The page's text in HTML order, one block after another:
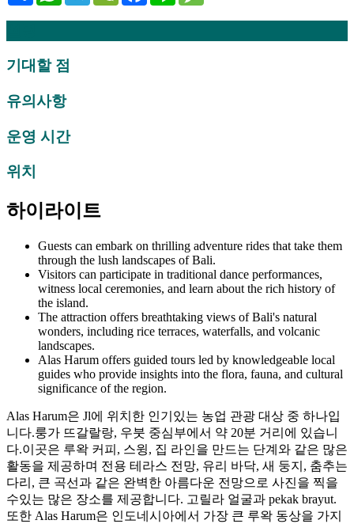
기대할 점
유의사항
운영 시간
위치
하이라이트
Guests can embark on thrilling adventure rides that take them
through the lush landscapes of Bali.
Visitors can participate in traditional dance performances,
witness local ceremonies, and learn about the rich history of
the island.
The attraction offers breathtaking views of Bali's natural
wonders, including rice terraces, waterfalls, and volcanic
landscapes.
Alas Harum offers guided tours led by knowledgeable local
guides who provide insights into the flora, fauna, and cultural
significance of the region.
Alas Harum은 Jl에 위치한 인기있는 농업 관광 대상 중 하나입
니다.룽가 뜨갈랄랑, 우붓 중심부에서 약 20분 거리에 있습니
다.이곳은 루왁 커피, 스윙, 집 라인을 만드는 단계와 같은 많은
활동을 제공하며 전용 테라스 전망, 유리 바닥, 새 둥지, 춤추는
다리, 큰 곡선과 같은 완벽한 아름다운 전망으로 사진을 찍을
수있는 많은 장소를 제공합니다. 고릴라 얼굴과 pekak brayut.
또한 Alas Harum은 인도네시아에서 가장 큰 루왁 동상을 가지